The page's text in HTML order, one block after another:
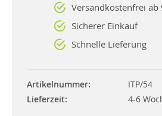
Versandkostenfrei
Sicherer Einkauf
Schnelle Lieferung
Artikelnummer
ITP/54
Lieferzeit
4-6